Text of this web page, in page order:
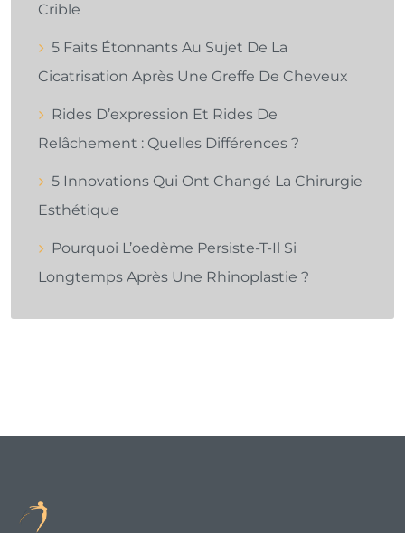
Crible
5 Faits Étonnants Au Sujet De La
Cicatrisation Après Une Greffe De Cheveux
Rides D’expression Et Rides De
Relâchement : Quelles Différences ?
5 Innovations Qui Ont Changé La Chirurgie
Esthétique
Pourquoi L’oedème Persiste-T-Il Si
Longtemps Après Une Rhinoplastie ?